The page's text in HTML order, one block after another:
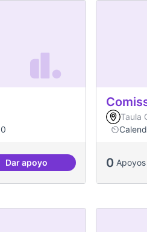
0
Dar apoyoProjecte Radars
Taula
0 Apoyos